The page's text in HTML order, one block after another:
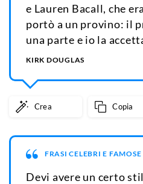
e Lauren Bacall, che
portò a un provino: il
una parte e io la
KIRK DOUGLAS
Crea Copia
FRASI CELEBRI E FAMOSE
Devi avere un certo